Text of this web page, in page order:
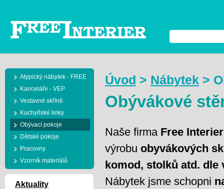
Atypický nábytek - FREE
Kanceláře - VEP
Vestavné skříně
Kuchyňské linky
Obývací pokoje
Dětské pokoje
Pracovny
Vzorník materiálů
Aktuality
Úvod > Nábytek >
Obývákové
Naše firma Free Interier
výrobu obyvákových
komod, stolků atd. dle
Nábytek jsme schopni